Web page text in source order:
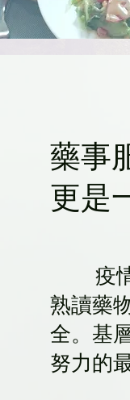
藥事
更是
疫情
熟讀藥
全。基
努力的